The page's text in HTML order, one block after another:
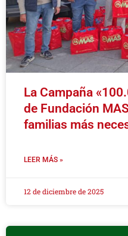
La Campaña
de Fundación
familias más
LEER MÁS »
12 de diciembre de 2025